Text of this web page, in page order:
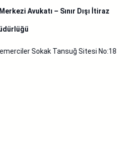
Avukatı – Sınır Dışı İtiraz
Sokak Tansuğ Sitesi No:18